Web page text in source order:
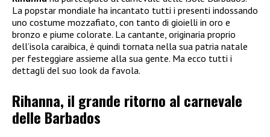
La popstar mondiale ha incantato tutti i presenti indossando
uno costume mozzafiato, con tanto di gioielli in oro e
bronzo e piume colorate. La cantante, originaria proprio
dell’isola caraibica, è quindi tornata nella sua patria natale
per festeggiare assieme alla sua gente. Ma ecco tutti i
dettagli del suo look da favola.
Rihanna, il grande ritorno al carnevale
delle Barbados